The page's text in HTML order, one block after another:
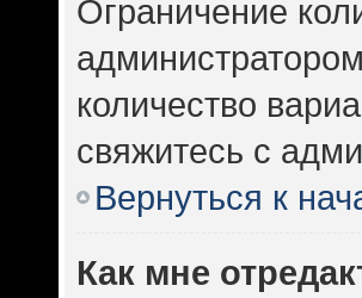
Ограничение
количество
свяжитесь с
Вернуться к
Как мне